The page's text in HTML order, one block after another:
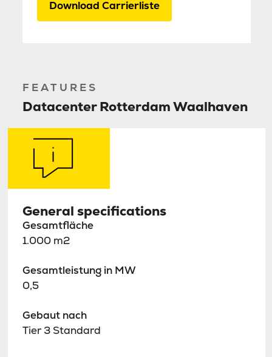
Download Carrierliste
FEATURES
Datacenter Rotterdam Waalhaven
General specifications
Gesamtfläche
1.000 m2
Gesamtleistung in MW
0,5
Gebaut nach
Tier 3 Standard